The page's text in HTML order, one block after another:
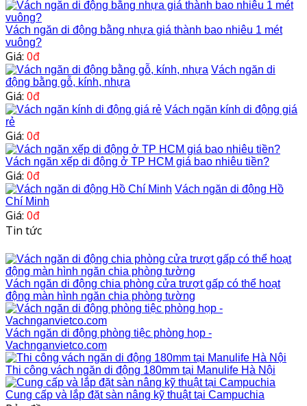
Vách ngăn di động bằng nhựa giá thành bao nhiêu 1 mét
vuông?
Giá: 0đ
Vách ngăn di
động bằng gỗ, kính, nhựa
Giá: 0đ
Vách ngăn kính di động giá
rẻ
Giá: 0đ
Vách ngăn xếp di động ở TP HCM giá bao nhiêu tiền?
Giá: 0đ
Vách ngăn di động Hồ
Chí Minh
Giá: 0đ
Tin tức
Vách ngăn di động chia phòng cửa trượt gấp có thể hoạt
động màn hình ngăn chia phòng tường
Vách ngăn di động phòng tiệc phòng họp -
Vachnganvietco.com
Thi công vách ngăn di động 180mm tại Manulife Hà Nội
Cung cấp và lắp đặt sàn nâng kỹ thuật tại Campuchia